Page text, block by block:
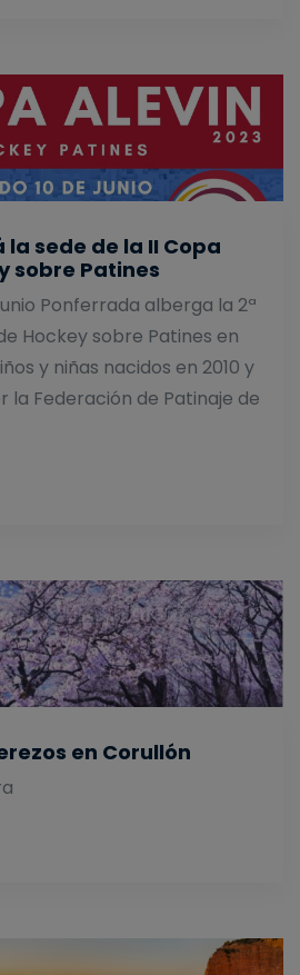
sede de la II Copa
sobre Patines
Ponferrada alberga la 2ª
Hockey sobre Patines en
y niñas nacidos en 2010 y
la Federación de Patinaje de
en Corullón